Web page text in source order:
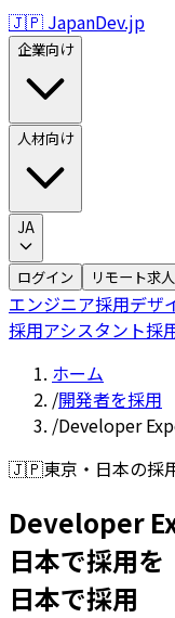
🇯🇵 JapanDev.jp
企業向け
人材向け
JA
ログイン リモート求
エンジニア採用デザ
採用アシスタント採
ホーム
/開発者を採用
/Developer
🇯🇵東京・日本の採
Developer
日本で採用を
日本で採用